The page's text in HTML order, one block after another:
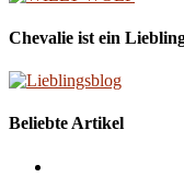
Chevalie ist ein
Beliebte Artikel